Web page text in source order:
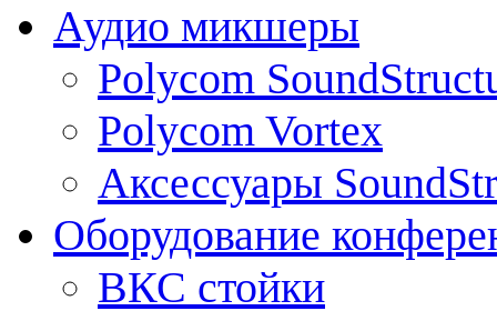
Аудио микшеры
Polycom
Polycom Vortex
Аксессуары
Оборудование
ВКС стойки